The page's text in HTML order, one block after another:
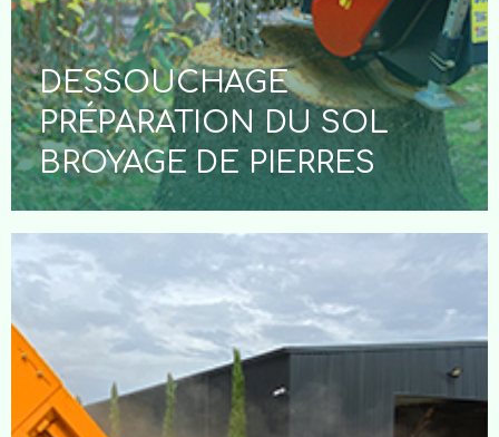
DESSOUCHAGE
PRÉPARATION DU SOL
BROYAGE DE PIERRES